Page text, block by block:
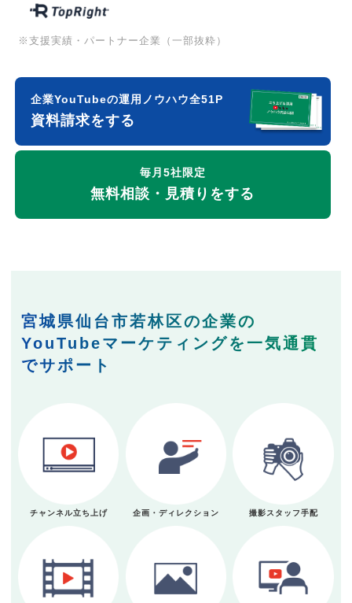
※支援実績・パートナー企業（一部抜粋）
企業YouTubeの運用ノウハウ全51P
資料請求をする
毎月5社限定
無料相談・見積りをする
宮城県仙台市若林区の企業の
YouTubeマーケティングを一気通貫
でサポート
チャンネル立ち上げ 企画・ディレクション 撮影スタッフ手配